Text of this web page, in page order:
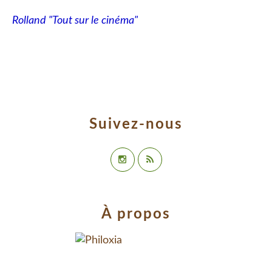
Suivez-nous
À propos
Rolland "Tout sur le cinéma"